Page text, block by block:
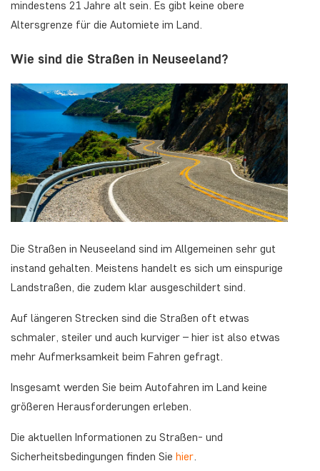
mindestens 21 Jahre alt sein. Es gibt keine obere
Altersgrenze für die Automiete im Land.
Wie sind die Straßen in Neuseeland?
Die Straßen in Neuseeland sind im Allgemeinen sehr gut
instand gehalten. Meistens handelt es sich um einspurige
Landstraßen, die zudem klar ausgeschildert sind.
Auf längeren Strecken sind die Straßen oft etwas
schmaler, steiler und auch kurviger – hier ist also etwas
mehr Aufmerksamkeit beim Fahren gefragt.
Insgesamt werden Sie beim Autofahren im Land keine
größeren Herausforderungen erleben.
Die aktuellen Informationen zu Straßen- und
Sicherheitsbedingungen finden Sie hier.